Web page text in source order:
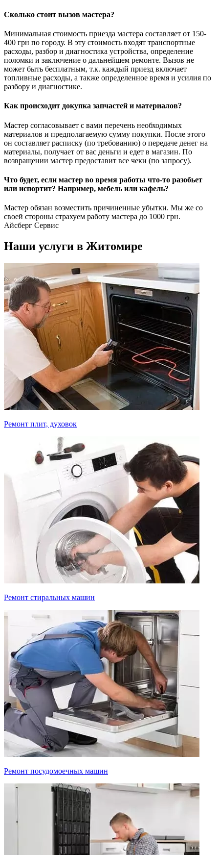
Сколько стоит вызов мастера?
Минимальная стоимость приезда мастера составляет от 150-
400 грн по городу. В эту стоимость входят транспортные
расходы, разбор и диагностика устройства, определение
поломки и заключение о дальнейшем ремонте. Вызов не
может быть бесплатным, т.к. каждый приезд включает
топливные расходы, а также определенное время и усилия по
разбору и диагностике.
Как происходит докупка запчастей и материалов?
Мастер согласовывает с вами перечень необходимых
материалов и предполагаемую сумму покупки. После этого
он составляет расписку (по требованию) о передаче денег на
материалы, получает от вас деньги и едет в магазин. По
возвращении мастер предоставит все чеки (по запросу).
Что будет, если мастер во время работы что-то разобьет
или испортит? Например, мебель или кафель?
Мастер обязан возместить причиненные убытки. Мы же со
своей стороны страхуем работу мастера до 1000 грн.
Айсберг Сервис
Наши услуги в Житомире
Ремонт плит, духовок
Ремонт стиральных машин
Ремонт посудомоечных машин